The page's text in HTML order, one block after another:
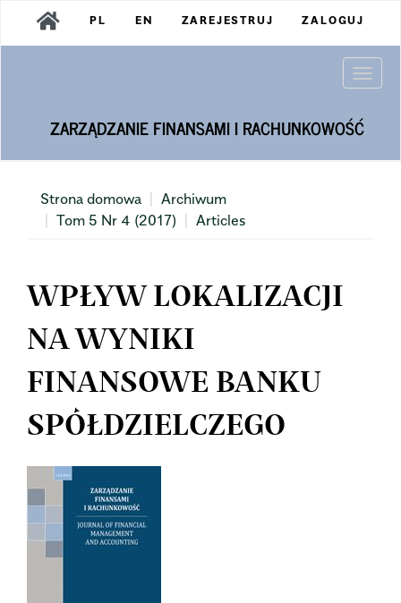
Main
Navigation
PL EN ZAREJESTRUJ ZALOGUJ
ZARZĄDZANIE FINANSAMI I RACHUNKOWOŚĆ
Strona domowa
Archiwum
Tom 5 Nr 4 (2017)
Articles
WPŁYW LOKALIZACJI
NA WYNIKI
FINANSOWE BANKU
SPÓŁDZIELCZEGO
Article
Sidebar